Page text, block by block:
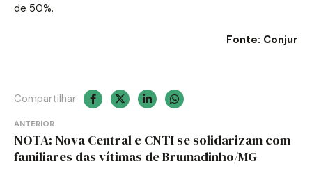
de 50%.
Fonte: Conjur
Compartilhar
Navegação
de
ANTERIOR
NOTA: Nova Central e CNTI se solidarizam com
familiares das vítimas de Brumadinho/MG